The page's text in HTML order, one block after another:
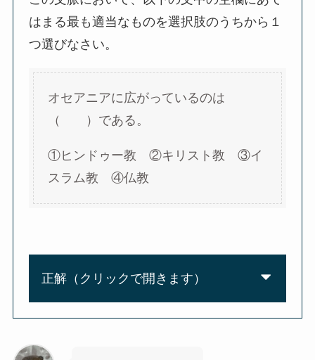
はまる最も適当なものを選択肢のうちから１
つ選びなさい。
オセアニアに広がっているのは
（ ）である。
①ヒンドゥー教 ②キリスト教 ③イ
スラム教 ④仏教
正解（クリックで開きます）